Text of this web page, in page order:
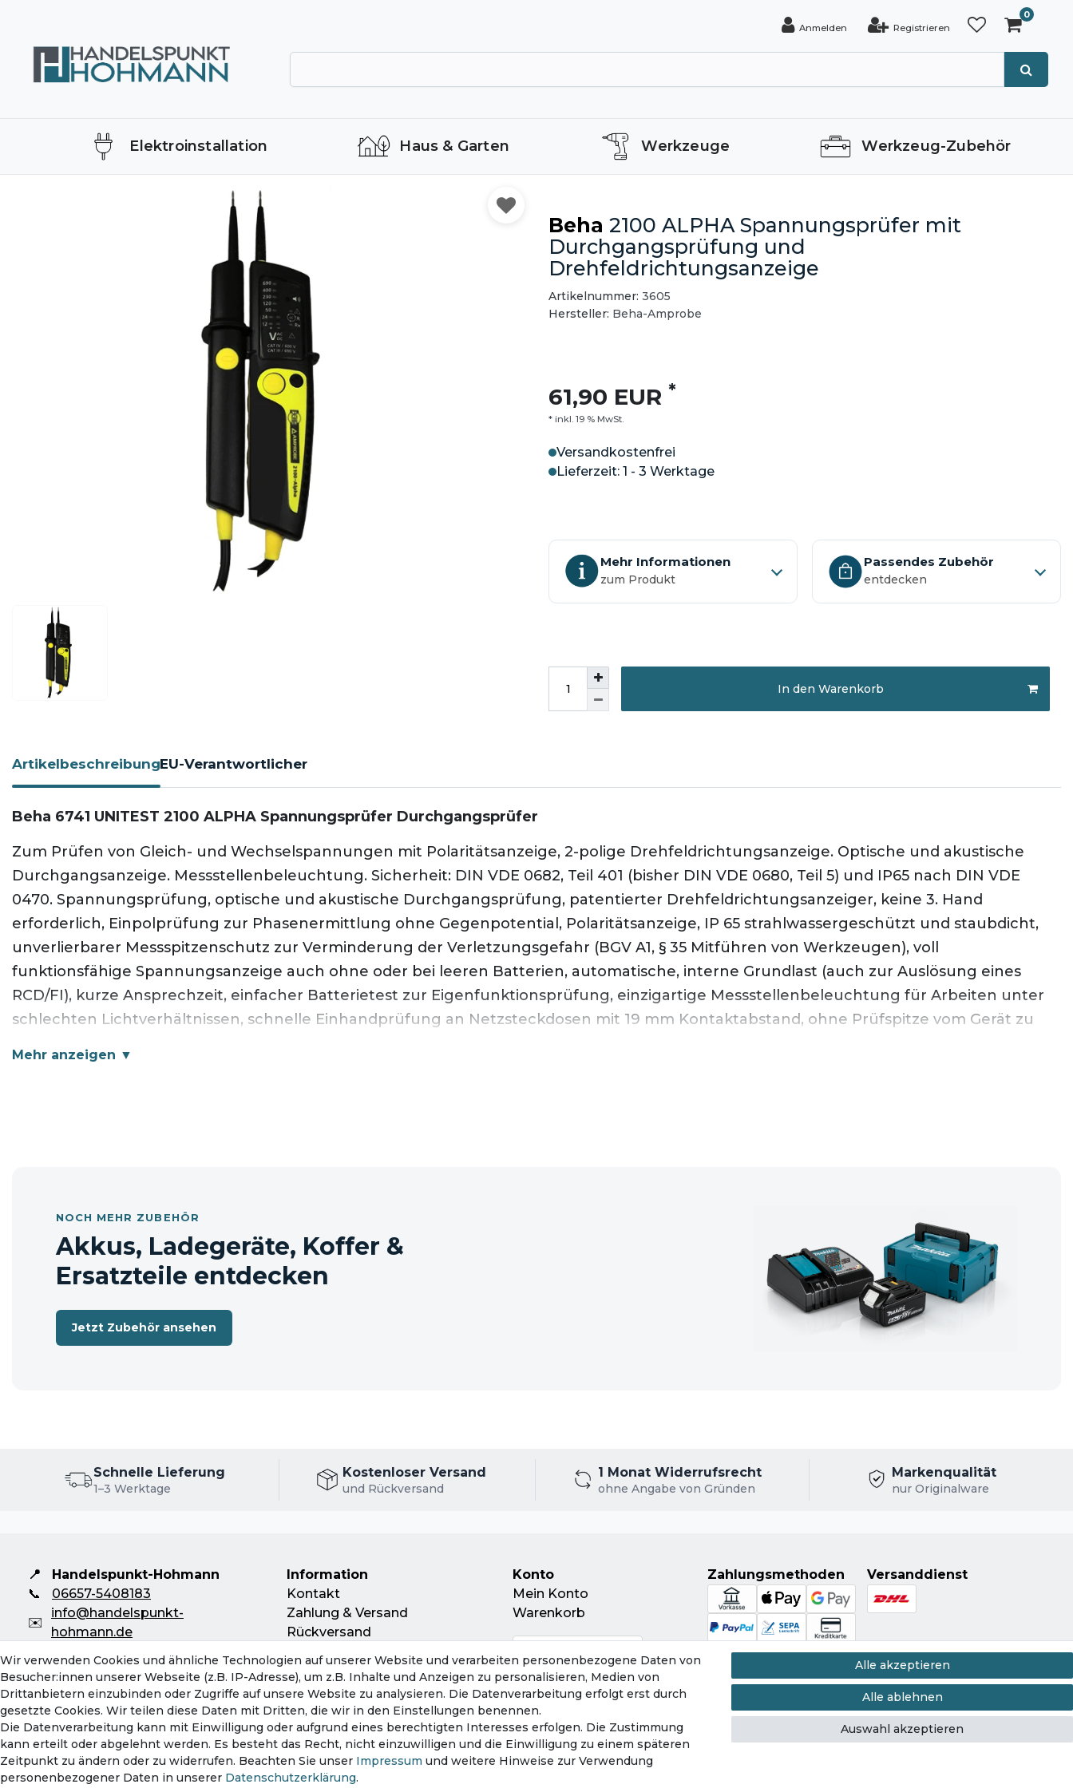
Anmelden Registrieren
0
Elektroinstallation Haus & Garten Werkzeuge Werkzeug-Zubehör
Beha 2100 ALPHA Spannungsprüfer mit
Durchgangsprüfung und
Drehfeldrichtungsanzeige
Artikelnummer: 3605
Hersteller: Beha-Amprobe
61,90 EUR *
* inkl. 19 % MwSt.
Versandkostenfrei
Lieferzeit: 1 - 3 Werktage
Mehr Informationen
zum Produkt
Passendes Zubehör
entdecken
In den Warenkorb
ArtikelbeschreibungEU-Verantwortlicher
Beha 6741 UNITEST 2100 ALPHA Spannungsprüfer Durchgangsprüfer
Zum Prüfen von Gleich- und Wechselspannungen mit Polaritätsanzeige, 2-polige Drehfeldrichtungsanzeige. Optische und akustische
Durchgangsanzeige. Messstellenbeleuchtung. Sicherheit: DIN VDE 0682, Teil 401 (bisher DIN VDE 0680, Teil 5) und IP65 nach DIN VDE
0470. Spannungsprüfung, optische und akustische Durchgangsprüfung, patentierter Drehfeldrichtungsanzeiger, keine 3. Hand
erforderlich, Einpolprüfung zur Phasenermittlung ohne Gegenpotential, Polaritätsanzeige, IP 65 strahlwassergeschützt und staubdicht,
unverlierbarer Messspitzenschutz zur Verminderung der Verletzungsgefahr (BGV A1, § 35 Mitführen von Werkzeugen), voll
funktionsfähige Spannungsanzeige auch ohne oder bei leeren Batterien, automatische, interne Grundlast (auch zur Auslösung eines
RCD/FI), kurze Ansprechzeit, einfacher Batterietest zur Eigenfunktionsprüfung, einzigartige Messstellenbeleuchtung für Arbeiten unter
schlechten Lichtverhältnissen, schnelle Einhandprüfung an Netzsteckdosen mit 19 mm Kontaktabstand, ohne Prüfspitze vom Gerät zu
NOCH MEHR ZUBEHÖR
Akkus, Ladegeräte, Koffer &
Ersatzteile entdecken
Jetzt Zubehör ansehen
Schnelle Lieferung
1–3 Werktage
Kostenloser Versand
und Rückversand
1 Monat Widerrufsrecht
ohne Angabe von Gründen
Markenqualität
nur Originalware
📍
Handelspunkt-Hohmann
📞
06657-5408183
✉️
info@handelspunkt-
hohmann.de
Fr: 08:00 - 13:00 Uhr
Information
Kontakt
Zahlung & Versand
Rückversand
Hinweise zur
Batterieentsorgung
Konto
Mein Konto
Warenkorb
Zahlungsmethoden Versanddienst
Impressum Daten­schutz­erklärung
Wir verwenden Cookies und ähnliche Technologien auf unserer Website und verarbeiten personenbezogene Daten von
Besucher:innen unserer Webseite (z.B. IP-Adresse), um z.B. Inhalte und Anzeigen zu personalisieren, Medien von
Drittanbietern einzubinden oder Zugriffe auf unsere Website zu analysieren. Die Datenverarbeitung erfolgt erst durch
gesetzte Cookies. Wir teilen diese Daten mit Dritten, die wir in den Einstellungen benennen.
Die Datenverarbeitung kann mit Einwilligung oder aufgrund eines berechtigten Interesses erfolgen. Die Zustimmung
kann erteilt oder abgelehnt werden. Es besteht das Recht, nicht einzuwilligen und die Einwilligung zu einem späteren
Zeitpunkt zu ändern oder zu widerrufen. Beachten Sie unser Impressum und weitere Hinweise zur Verwendung
personenbezogener Daten in unserer Daten­schutz­erklärung.
Alle akzeptieren
Alle ablehnen
Auswahl akzeptieren